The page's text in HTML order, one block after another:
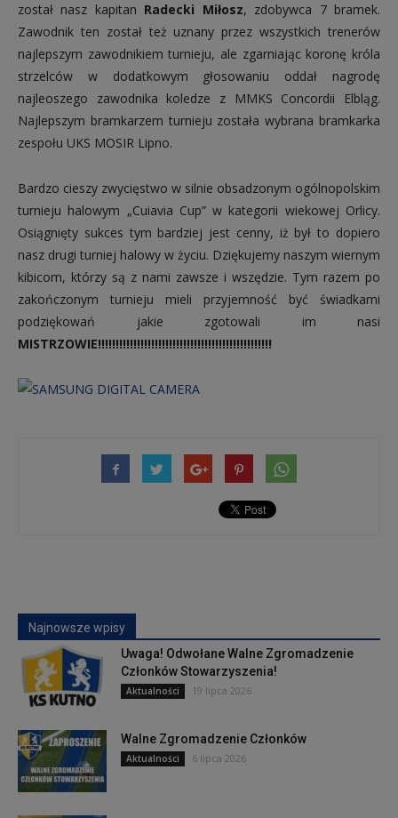
został nasz kapitan Radecki Miłosz, zdobywca 7 bramek.
Zawodnik ten został też uznany przez wszystkich trenerów
najlepszym zawodnikiem turnieju, ale zgarniając koronę króla
strzelców w dodatkowym głosowaniu oddał nagrodę
najleoszego zawodnika koledze z MMKS Concordii Elbląg.
Najlepszym bramkarzem turnieju została wybrana bramkarka
zespołu UKS MOSIR Lipno.
Bardzo cieszy zwycięstwo w silnie obsadzonym ogólnopolskim
turnieju halowym „Cuiavia Cup” w kategorii wiekowej Orlicy.
Osiągnięty sukces tym bardziej jest cenny, iż był to dopiero
nasz drugi turniej halowy w życiu. Dziękujemy naszym wiernym
kibicom, którzy są z nami zawsze i wszędzie. Tym razem po
zakończonym turnieju mieli przyjemność być świadkami
podziękowań jakie zgotowali im nasi
MISTRZOWIE!!!!!!!!!!!!!!!!!!!!!!!!!!!!!!!!!!!!!!!!!!!!!!!!!
Najnowsze wpisy
Uwaga! Odwołane Walne Zgromadzenie
Członków Stowarzyszenia!
Aktualności 19 lipca 2026
Walne Zgromadzenie Członków
Aktualności 6 lipca 2026